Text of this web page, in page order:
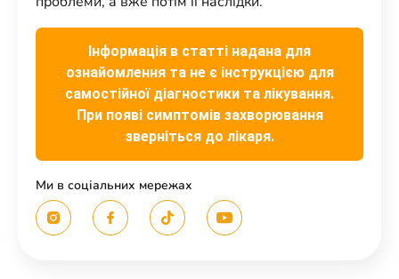
Інформація в статті надана для
ознайомлення та не є інструкцією для
самостійної діагностики та лікування.
При появі симптомів захворювання
зверніться до лікаря.
Ми в соціальних мережах